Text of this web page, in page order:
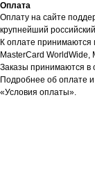
Оплата
Оплату на сайте
крупнейший
К оплате принимаются
MasterCard WorldWide,
Заказы принимаются в
Подробнее об оплате
«Условия оплаты».